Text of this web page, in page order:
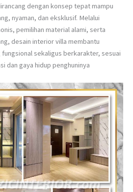
dengan konsep tepat mampu
nyaman, dan eksklusif. Melalui
pemilihan material alami, serta
desain interior villa membantu
fungsional sekaligus berkarakter, sesuai
dan gaya hidup penghuninya